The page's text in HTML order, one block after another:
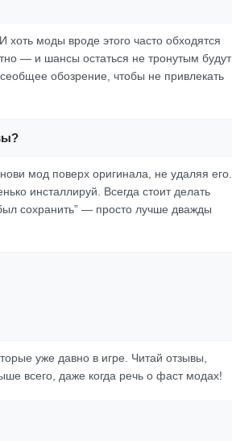
моды вроде этого часто обходятся
— и шансы остаться не тронутым будут
обозрение, чтобы не привлекать
мод поверх оригинала, не удаляя его.
инсталлируй. Всегда стоит делать
сохранить” — просто лучше дважды
уже давно в игре. Читай отзывы,
всего, даже когда речь о фаст модах!